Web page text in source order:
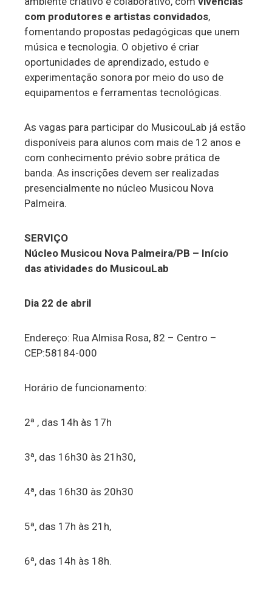
com produtores e artistas convidados,
fomentando propostas pedagógicas que unem
música e tecnologia. O objetivo é criar
oportunidades de aprendizado, estudo e
experimentação sonora por meio do uso de
equipamentos e ferramentas tecnológicas.
As vagas para participar do MusicouLab já estão
disponíveis para alunos com mais de 12 anos e
com conhecimento prévio sobre prática de
banda. As inscrições devem ser realizadas
presencialmente no núcleo Musicou Nova
Palmeira.
SERVIÇO
Núcleo Musicou Nova Palmeira/PB – Início
das atividades do MusicouLab
Dia 22 de abril
Endereço: Rua Almisa Rosa, 82 – Centro –
CEP:58184-000
Horário de funcionamento:
2ª , das 14h às 17h
3ª, das 16h30 às 21h30,
4ª, das 16h30 às 20h30
5ª, das 17h às 21h,
6ª, das 14h às 18h.